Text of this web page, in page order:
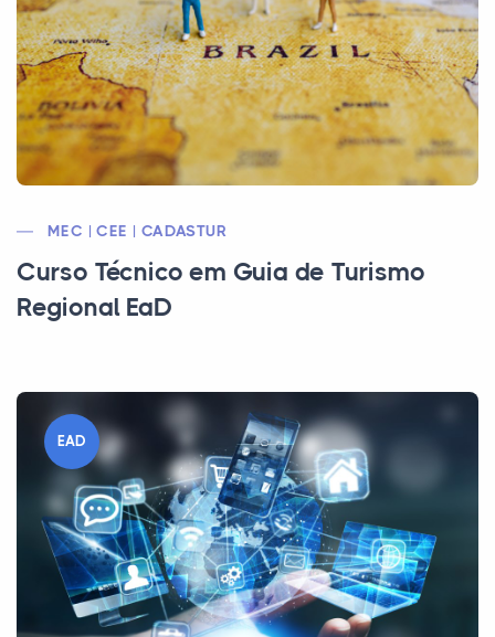
MEC | CEE | CADASTUR
Curso Técnico em Guia de Turismo
Regional EaD
EAD